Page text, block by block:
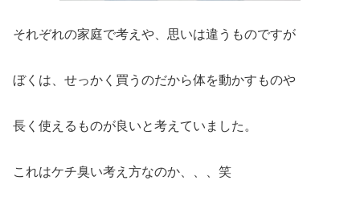
それぞれの家庭で考えや、思いは違うものですが
ぼくは、せっかく買うのだから体を動かすものや
長く使えるものが良いと考えていました。
これはケチ臭い考え方なのか、、、笑